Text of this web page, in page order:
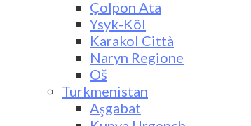
Çolpon Ata
Ysyk-Köl
Karakol Città
Naryn Regione
Oš
Turkmenistan
Aşgabat